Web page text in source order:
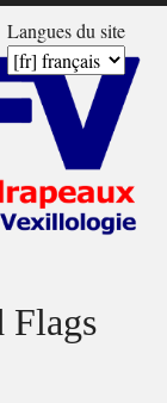
Langues du site
Flags